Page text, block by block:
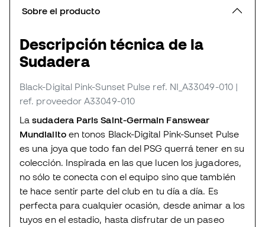
Sobre el producto
Descripción técnica de la
Sudadera
Black-Digital Pink-Sunset Pulse ref. NI_A33049-010 |
ref. proveedor A33049-010
Lasudadera Paris Saint-Germain Fanswear
Mundialito en tonos Black-Digital Pink-Sunset Pulse
es una joya que todo fan del PSG querrá tener en su
colección. Inspirada en las que lucen los jugadores,
no sólo te conecta con el equipo sino que también
te hace sentir parte del club en tu día a día. Es
perfecta para cualquier ocasión, desde animar a los
tuyos en el estadio, hasta disfrutar de un paseo